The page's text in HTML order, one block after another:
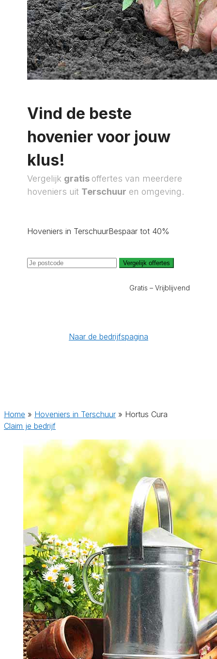
Vind de beste
hovenier voor jouw
klus!
Vergelijk gratis offertes van meerdere
hoveniers uit Terschuur en omgeving.
Hoveniers in TerschuurBespaar tot 40%
Vergelijk offertes
Gratis – Vrijblijvend
Naar de bedrijfspagina
Home » Hoveniers in Terschuur » Hortus Cura
Claim je bedrijf